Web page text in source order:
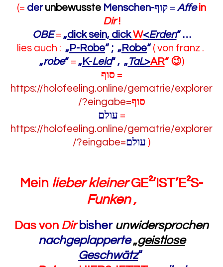
(= der unbewusste Menschen-קוף = Affein
Dir!
OBE = „dick sein, dickW<Erden“ …
lies auch : „P-Robe“ ; „Robe“ ( von franz .
„robe“ = „K-Leid“ , „TaL>AR“ 😉)
סוף =
https://holofeeling.online/gematrie/explorer
/?eingabe=סוף
עולם =
https://holofeeling.online/gematrie/explorer
/?eingabe=עולם )
Mein lieber kleinerGE²’IST’E²S-
Funken ,
Das von Dir bisher unwidersprochen
nachgeplapperte „geistlose
Geschwätz“